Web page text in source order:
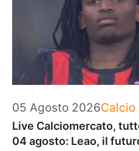
05 Agosto 2026Calcio
Live Calciomercato,
04 agosto: Leao, il